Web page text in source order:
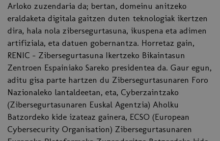
Arloko zuzendaria da; bertan, domeinu anitzeko
eraldaketa digitala gaitzen duten teknologiak ikertzen
dira, hala nola zibersegurtasuna, ikuspena eta adimen
artifiziala, eta datuen gobernantza. Horretaz gain,
RENIC - Zibersegurtasuna Ikertzeko Bikaintasun
Zentroen Espainiako Sareko presidentea da. Gaur egun,
aditu gisa parte hartzen du Zibersegurtasunaren Foro
Nazionaleko lantaldeetan, eta, Cyberzaintzako
(Zibersegurtasunaren Euskal Agentzia) Aholku
Batzordeko kide izateaz gainera, ECSO (European
Cybersecurity Organisation) Zibersegurtasunaren